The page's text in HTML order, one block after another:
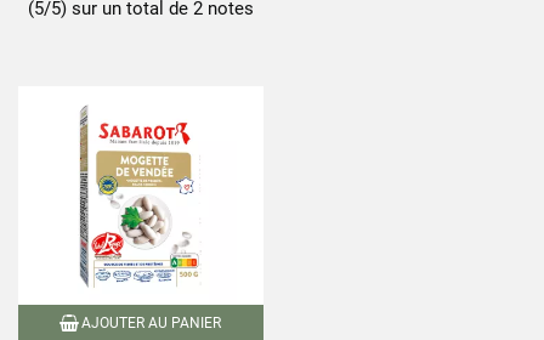
(5/5) sur un total de 2 notes
AJOUTER AU PANIER